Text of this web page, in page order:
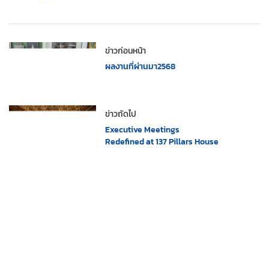
ข่าวก่อนหน้า
ผลงานที่ผ่านมา2568
ข่าวถัดไป
Executive Meetings
Redefined at 137 Pillars House